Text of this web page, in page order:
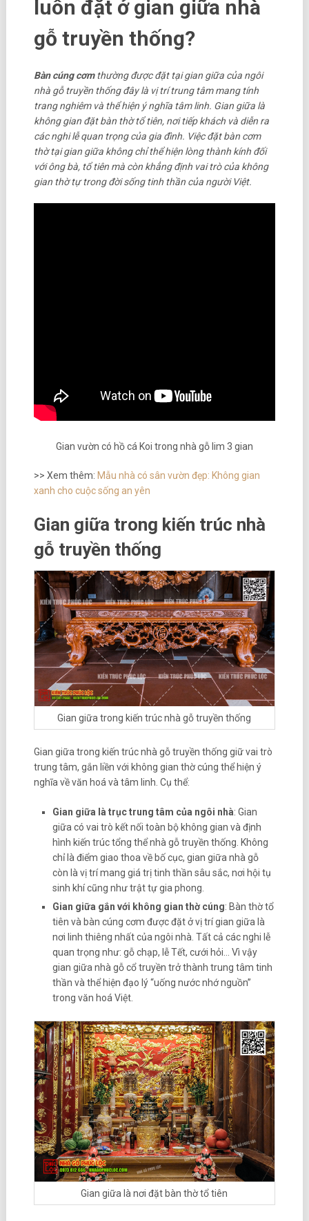
luôn đặt ở gian giữa nhà
gỗ truyền thống?
Bàn cúng cơmthường được đặt tại gian giữa của ngôi
nhà gỗ truyền thống đây là vị trí trung tâm mang tính
trang nghiêm và thể hiện ý nghĩa tâm linh. Gian giữa là
không gian đặt bàn thờ tổ tiên, nơi tiếp khách và diễn ra
các nghi lễ quan trọng của gia đình. Việc đặt bàn cơm
thờ tại gian giữa không chỉ thể hiện lòng thành kính đối
với ông bà, tổ tiên mà còn khẳng định vai trò của không
gian thờ tự trong đời sống tinh thần của người Việt.
Gian vườn có hồ cá Koi trong nhà gỗ lim 3 gian
>> Xem thêm: Mẫu nhà có sân vườn đẹp: Không gian
xanh cho cuộc sống an yên
Gian giữa trong kiến trúc nhà
gỗ truyền thống
Gian giữa trong kiến trúc nhà gỗ truyền thống
Gian giữa trong kiến trúc nhà gỗ truyền thống giữ vai trò
trung tâm, gắn liền với không gian thờ cúng thể hiện ý
nghĩa về văn hoá và tâm linh. Cụ thể:
Gian giữa là trục trung tâm của ngôi nhà: Gian
giữa có vai trò kết nối toàn bộ không gian và định
hình kiến trúc tổng thể nhà gỗ truyền thống. Không
chỉ là điểm giao thoa về bố cục, gian giữa nhà gỗ
còn là vị trí mang giá trị tinh thần sâu sắc, nơi hội tụ
sinh khí cũng như trật tự gia phong.
Gian giữa gắn với không gian thờ cúng: Bàn thờ tổ
tiên và bàn cúng cơm được đặt ở vị trí gian giữa là
nơi linh thiêng nhất của ngôi nhà. Tất cả các nghi lễ
quan trọng như: gỗ chạp, lễ Tết, cưới hỏi… Vì vậy
gian giữa nhà gỗ cổ truyền trở thành trung tâm tinh
thần và thể hiện đạo lý “uống nước nhớ nguồn”
trong văn hoá Việt.
Gian giữa là nơi đặt bàn thờ tổ tiên